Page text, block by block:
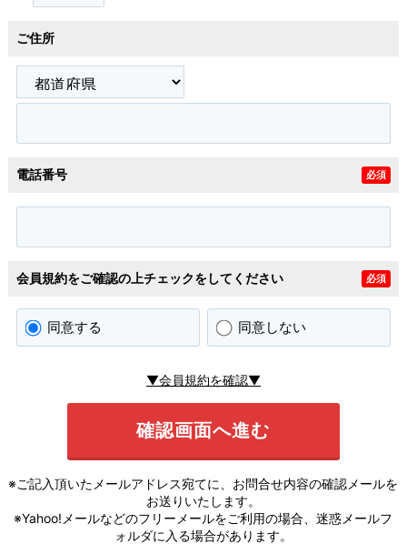
ご住所
電話番号 必須
会員規約をご確認の上チェックをしてください 必須
同意する 同意しない
▼会員規約を確認▼
※ご記入頂いたメールアドレス宛てに、お問合せ内容の確認メールを
お送りいたします。
※Yahoo!メールなどのフリーメールをご利用の場合、迷惑メールフ
ォルダに入る場合があります。